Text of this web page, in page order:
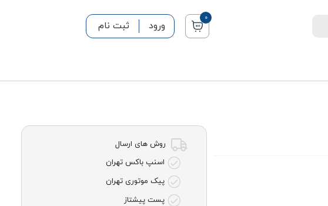
0
ورود ثبت نام
روش های ارسال
اسنپ باکس تهران
پیک موتوری تهران
پست پیشتاز